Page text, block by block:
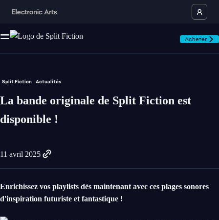
Acheter
Split Fiction Actualités
La bande originale de Split Fiction est
disponible !
11 avril 2025
Enrichissez vos playlists dès maintenant avec ces plages sonores
d'inspiration futuriste et fantastique !